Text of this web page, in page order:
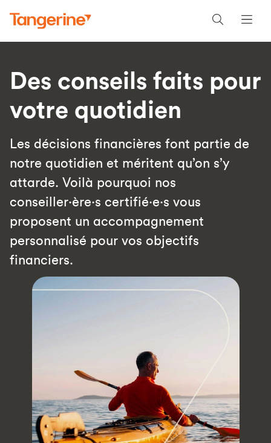
Des conseils faits pour
votre quotidien
Les décisions financières font partie de
notre quotidien et méritent qu’on s’y
attarde. Voilà pourquoi nos
conseiller·ère·s certifié·e·s vous
proposent un accompagnement
personnalisé pour vos objectifs
financiers.